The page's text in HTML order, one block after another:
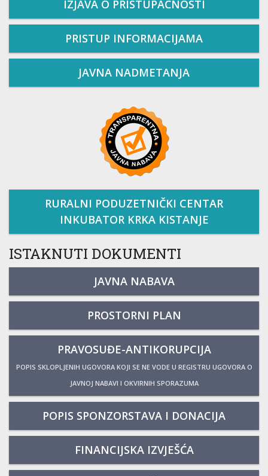
IZJAVA O PRISTUPAČNOSTI
PRISTUP INFORMACIJAMA
JAVNA NADMETANJA
RURALNI PODUZETNIČKI CENTAR
INKUBATOR KRKA KISTANJE
ISTAKNUTI DOKUMENTI
JAVNA NABAVA
PROSTORNI PLAN
PRAVOSUĐE-ANTIKORUPCIJA
POPIS SKLOPLJENIH UGOVORA KOJI SE NE VODE U REGISTRU UGOVORA O
JAVNOJ NABAVI I OKVIRNIH SPORAZUMA
POPIS SPONZORSTAVA I DONACIJA
FINANCIJSKA IZVJEŠĆA